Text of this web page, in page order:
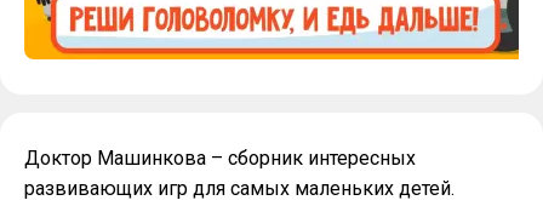
Доктор Машинкова – сборник интересных
развивающих игр для самых маленьких детей.